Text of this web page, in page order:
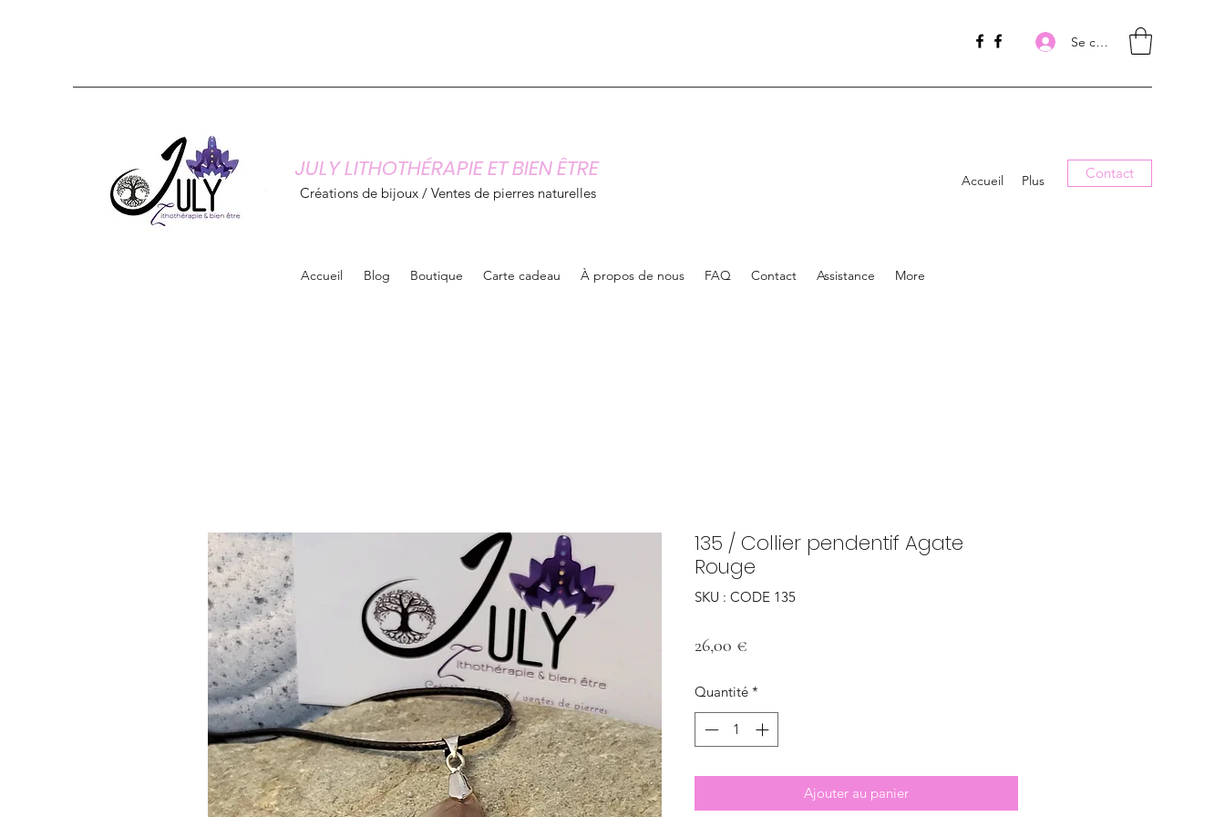
Se connecter
JULY LITHOTHÉRAPIE ET BIEN ÊTRE
Créations de bijoux / Ventes de pierres naturelles
Accueil Plus Contact
Accueil Blog Boutique Carte cadeau À propos de nous FAQ Contact Assistance More
135 / Collier pendentif Agate
Rouge
SKU : CODE 135
26,00 €
Quantité *
Ajouter au panier